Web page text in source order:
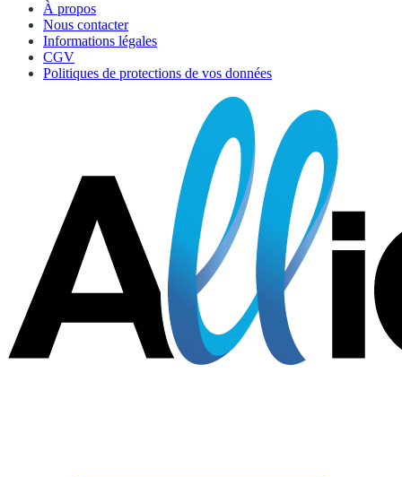
À propos
Nous contacter
Informations légales
CGV
Politiques de protections de vos données